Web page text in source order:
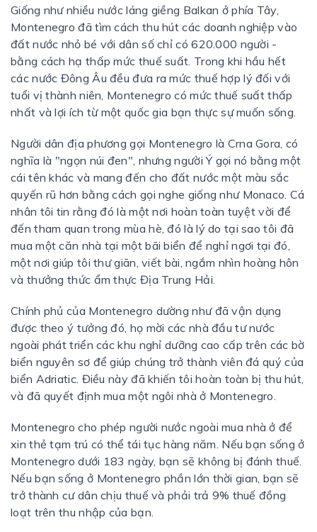
Giống như nhiều nước láng giềng Balkan ở phía Tây,
Montenegro đã tìm cách thu hút các doanh nghiệp vào
đất nước nhỏ bé với dân số chỉ có 620.000 người -
bằng cách hạ thấp mức thuế suất. Trong khi hầu hết
các nước Đông Âu đều đưa ra mức thuế hợp lý đối với
tuổi vị thành niên, Montenegro có mức thuế suất thấp
nhất và lợi ích từ một quốc gia bạn thực sự muốn sống.
Người dân địa phương gọi Montenegro là Crna Gora, có
nghĩa là "ngọn núi đen", nhưng người Ý gọi nó bằng một
cái tên khác và mang đến cho đất nước một màu sắc
quyến rũ hơn bằng cách gọi nghe giống như Monaco. Cá
nhân tôi tin rằng đó là một nơi hoàn toàn tuyệt vời để
đến tham quan trong mùa hè, đó là lý do tại sao tôi đã
mua một căn nhà tại một bãi biển để nghỉ ngơi tại đó,
một nơi giúp tôi thư giãn, viết bài, ngắm nhìn hoàng hôn
và thưởng thức ẩm thực Địa Trung Hải.
Chính phủ của Montenegro dường như đã vận dụng
được theo ý tưởng đó, họ mời các nhà đầu tư nước
ngoài phát triển các khu nghỉ dưỡng cao cấp trên các bờ
biển nguyên sơ để giúp chúng trở thành viên đá quý của
biển Adriatic. Điều này đã khiến tôi hoàn toàn bị thu hút,
và đã quyết định mua một ngôi nhà ở Montenegro.
Montenegro cho phép người nước ngoài mua nhà ở để
xin thẻ tạm trú có thể tái tục hàng năm. Nếu bạn sống ở
Montenegro dưới 183 ngày, bạn sẽ không bị đánh thuế.
Nếu bạn sống ở Montenegro phần lớn thời gian, bạn sẽ
trở thành cư dân chịu thuế và phải trả 9% thuế đồng
loạt trên thu nhập của bạn.